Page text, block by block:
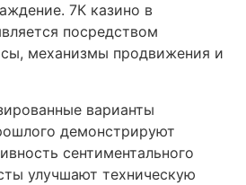
7К казино в
посредством
механизмы продвижения и
варианты
демонстрируют
сентиментального
улучшают техническую